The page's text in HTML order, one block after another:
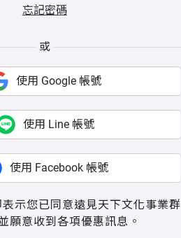
忘記密碼
或
使用 Google 帳號
使用 Line 帳號
使用 Facebook 帳號
示您已同意遠見天下文化事業群
願意收到各項優惠訊息。